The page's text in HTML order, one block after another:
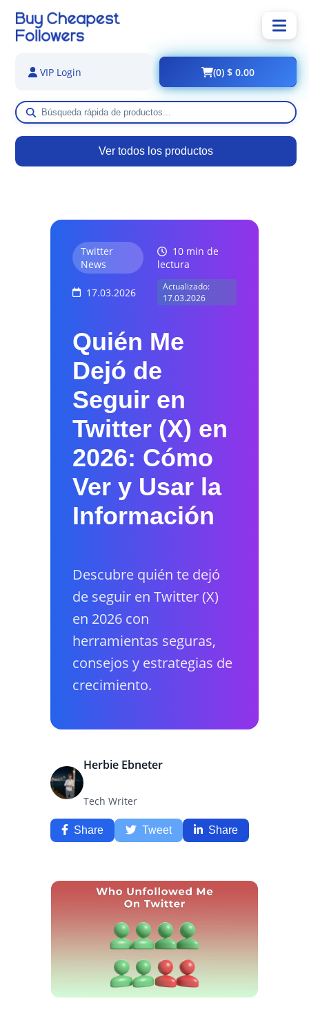
Ver todos los productos
VIP Login (0) $ 0.00
Twitter
News
10 min de
lectura
17.03.2026
Actualizado:
17.03.2026
Quién Me
Dejó de
Seguir en
Twitter (X) en
2026: Cómo
Ver y Usar la
Información
Descubre quién te dejó
de seguir en Twitter (X)
en 2026 con
herramientas seguras,
consejos y estrategias de
crecimiento.
Herbie Ebneter
Tech Writer
Share Tweet Share